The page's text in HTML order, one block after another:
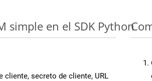
simple en el SDK Python
cliente, secreto de cliente, URL